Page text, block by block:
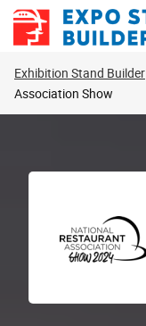
Перейти
Exhibition Stand Builder
Association Show